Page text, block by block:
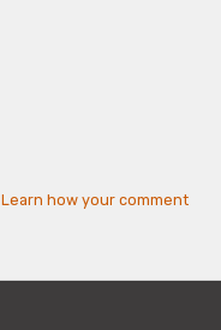
Learn how your comment